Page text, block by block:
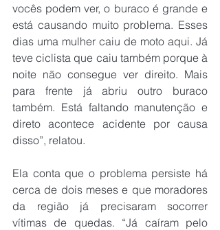
vocês podem ver, o buraco é grande e
está causando muito problema. Esses
dias uma mulher caiu de moto aqui. Já
teve ciclista que caiu também porque à
noite não consegue ver direito. Mais
para frente já abriu outro buraco
também. Está faltando manutenção e
direto acontece acidente por causa
disso”, relatou.
Ela conta que o problema persiste há
cerca de dois meses e que moradores
da região já precisaram socorrer
vítimas de quedas. “Já caíram pelo